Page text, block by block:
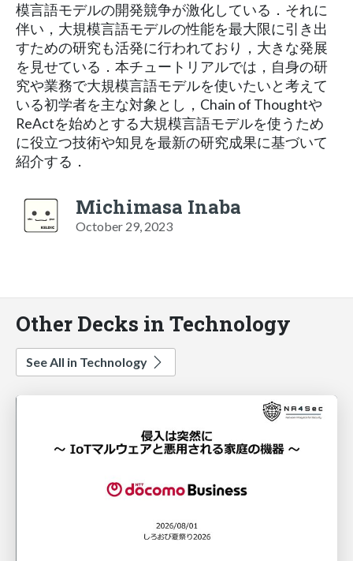
模言語モデルの開発競争が激化している．それに
伴い，大規模言語モデルの性能を最大限に引き出
すための研究も活発に行われており，大きな発展
を見せている．本チュートリアルでは，自身の研
究や業務で大規模言語モデルを使いたいと考えて
いる初学者を主な対象とし，Chain of Thoughtや
ReActを始めとする大規模言語モデルを使うため
に役立つ技術や知見を最新の研究成果に基づいて
紹介する．
Michimasa Inaba
October 29, 2023
Other Decks in Technology
See All in Technology